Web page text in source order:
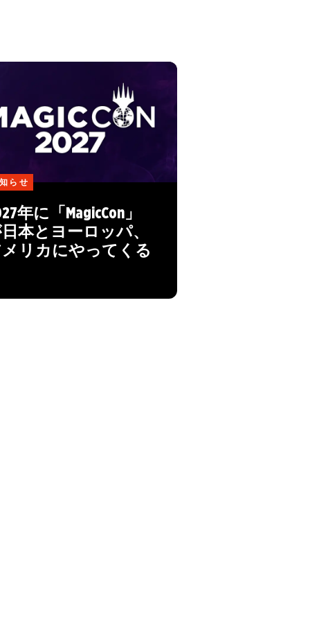
らせ
年に「MagicCon」
本とヨーロッパ、
メリカにやってくる